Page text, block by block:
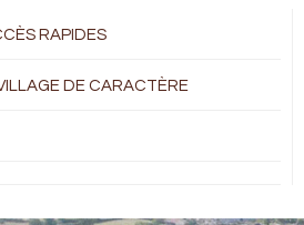
RAPIDES
DE CARACTÈRE